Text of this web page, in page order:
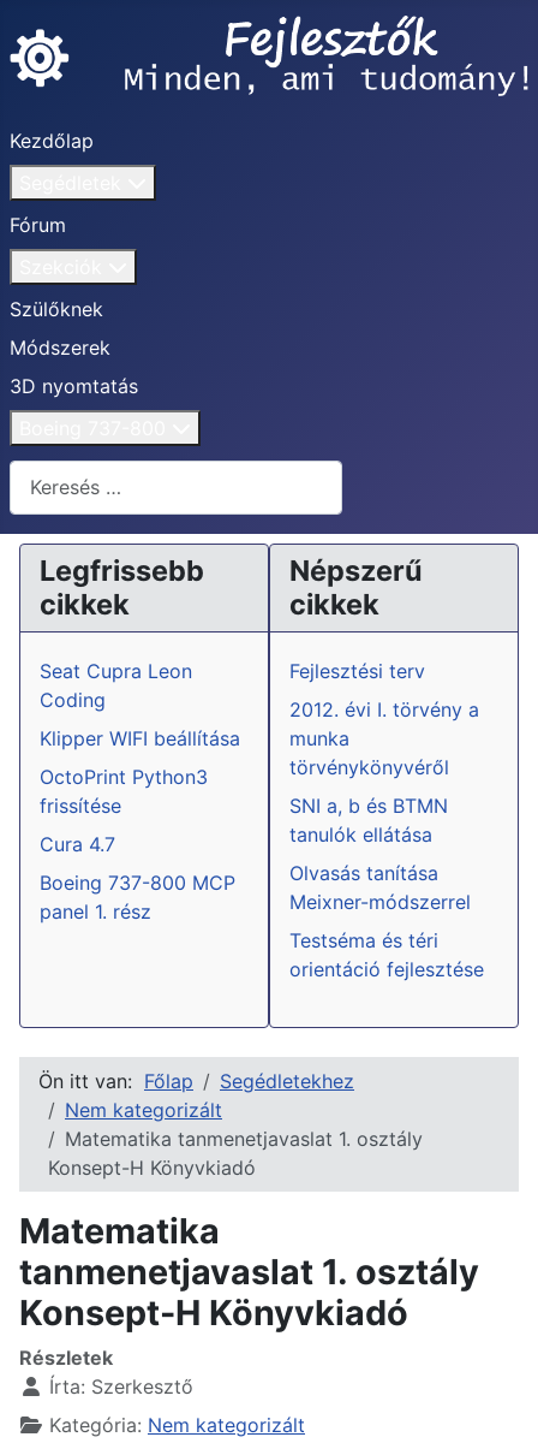
Kezdőlap
Fórum
Szülőknek
Módszerek
3D nyomtatás
Keresés...
Legfrissebb
cikkek
Seat Cupra Leon
Coding
Klipper WIFI beállítása
OctoPrint Python3
frissítése
Cura 4.7
Boeing 737-800 MCP
panel 1. rész
Népszerű
cikkek
Fejlesztési terv
2012. évi I. törvény a
munka
törvénykönyvéről
SNI a, b és BTMN
tanulók ellátása
Olvasás tanítása
Meixner-módszerrel
Testséma és téri
orientáció fejlesztése
Ön itt van: Főlap
Segédletekhez
Nem kategorizált
Matematika tanmenetjavaslat 1. osztály
Konsept-H Könyvkiadó
Matematika
tanmenetjavaslat 1. osztály
Konsept-H Könyvkiadó
Részletek
Írta: Szerkesztő
Kategória: Nem kategorizált